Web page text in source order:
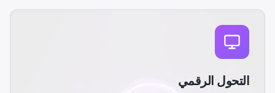
التحول الرقمي